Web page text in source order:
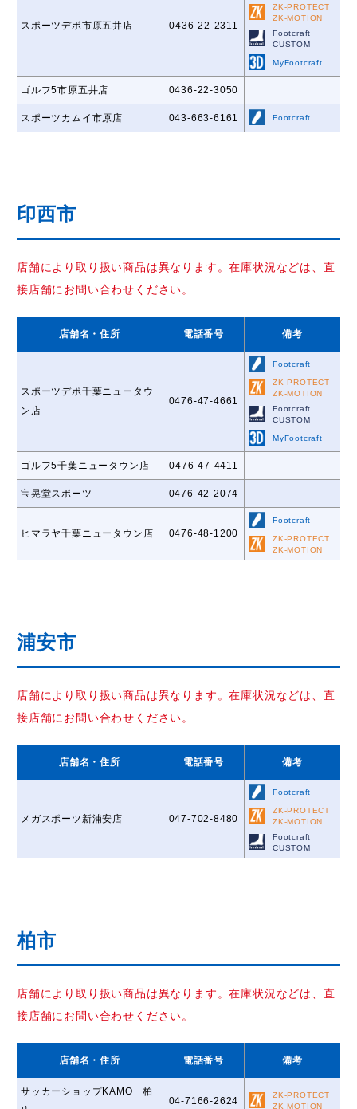
スポーツデポ市原五井店 0436-22-2311
ZK-PROTECT
ZK-MOTION
Footcraft
CUSTOM
MyFootcraft
ゴルフ5市原五井店 0436-22-3050
スポーツカムイ市原店 043-663-6161 Footcraft
印西市
店舗により取り扱い商品は異なります。在庫状況などは、直
接店舗にお問い合わせください。
店舗名 ・住所 電話番号 備考
スポーツデポ千葉ニュータウ
ン店
0476-47-4661
Footcraft
ZK-PROTECT
ZK-MOTION
Footcraft
CUSTOM
MyFootcraft
ゴルフ5千葉ニュータウン店 0476-47-4411
宝晃堂スポーツ 0476-42-2074
ヒマラヤ千葉ニュータウン店 0476-48-1200
Footcraft
ZK-PROTECT
ZK-MOTION
浦安市
店舗により取り扱い商品は異なります。在庫状況などは、直
接店舗にお問い合わせください。
店舗名 ・住所 電話番号 備考
メガスポーツ新浦安店 047-702-8480
Footcraft
ZK-PROTECT
ZK-MOTION
Footcraft
CUSTOM
柏市
店舗により取り扱い商品は異なります。在庫状況などは、直
接店舗にお問い合わせください。
店舗名 ・住所 電話番号 備考
サッカーショップKAMO 柏
04-7166-2624
ZK-PROTECT
ZK-MOTION